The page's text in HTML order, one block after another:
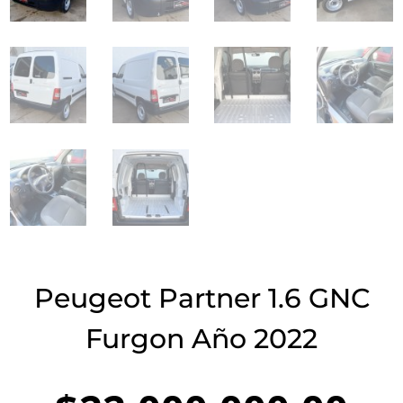
Peugeot Partner 1.6 GNC
Furgon Año 2022